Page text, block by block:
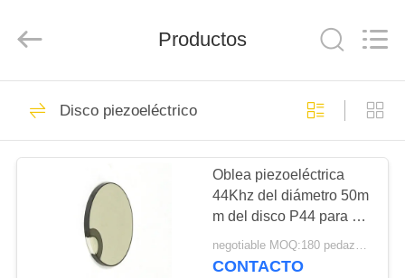
HOGAR
PRODUCTOS
SOBRE
NOSOTROS
Co.,
Reserved.
Transductor
ultrasónico de PZT
Productos
Disco piezoeléctrico
Oblea piezoeléctrica
44Khz del diámetro 50m
m del disco P44 para el
transductor de limpieza
negotiable MOQ:180 pedazos/pedazos
CONTACTO